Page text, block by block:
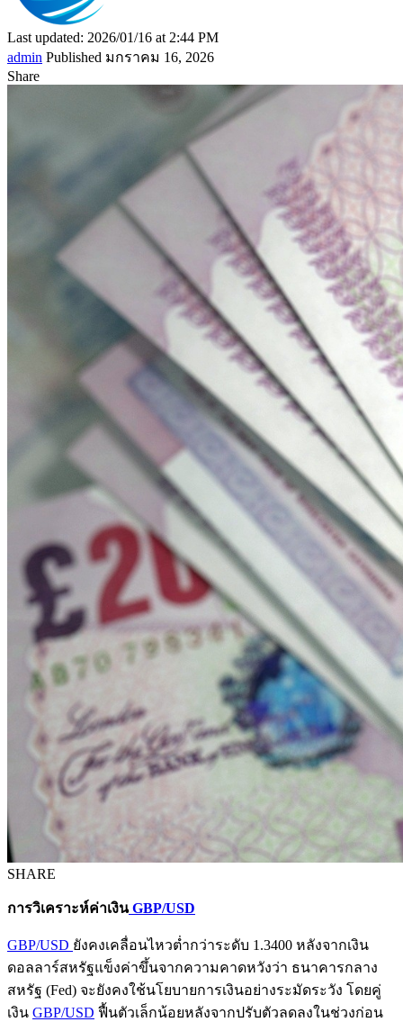
Last updated: 2026/01/16 at 2:44 PM
admin Published มกราคม 16, 2026
Share
SHARE
การวิเคราะห์ค่าเงินGBP/USD
GBP/USD ยังคงเคลื่อนไหวต่ำกว่าระดับ 1.3400 หลังจากเงิน
ดอลลาร์สหรัฐแข็งค่าขึ้นจากความคาดหวังว่า ธนาคารกลาง
สหรัฐ (Fed) จะยังคงใช้นโยบายการเงินอย่างระมัดระวัง โดยคู่
เงิน GBP/USD ฟื้นตัวเล็กน้อยหลังจากปรับตัวลดลงในช่วงก่อน